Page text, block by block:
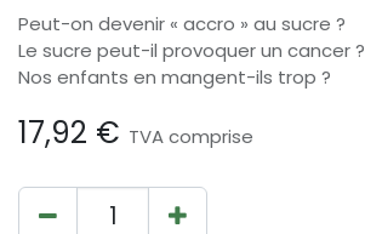
Peut-on devenir « accro » au sucre ?
Le sucre peut-il provoquer un cancer ?
Nos enfants en mangent-ils trop ?
17,92 € TVA comprise